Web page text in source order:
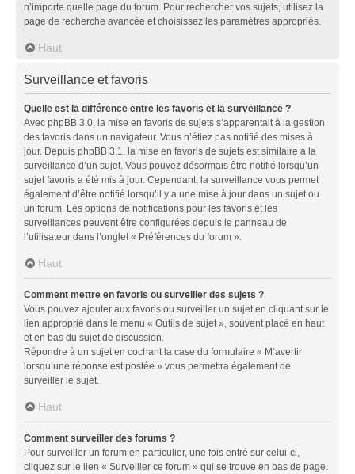
n’importe quelle page du forum. Pour rechercher vos sujets, utilisez la
page de recherche avancée et choisissez les paramètres appropriés.
Haut
Surveillance et favoris
Quelle est la différence entre les favoris et la surveillance ?
Avec phpBB 3.0, la mise en favoris de sujets s’apparentait à la gestion
des favoris dans un navigateur. Vous n’étiez pas notifié des mises à
jour. Depuis phpBB 3.1, la mise en favoris de sujets est similaire à la
surveillance d’un sujet. Vous pouvez désormais être notifié lorsqu’un
sujet favoris a été mis à jour. Cependant, la surveillance vous permet
également d’être notifié lorsqu’il y a une mise à jour dans un sujet ou
un forum. Les options de notifications pour les favoris et les
surveillances peuvent être configurées depuis le panneau de
l’utilisateur dans l’onglet « Préférences du forum ».
Haut
Comment mettre en favoris ou surveiller des sujets ?
Vous pouvez ajouter aux favoris ou surveiller un sujet en cliquant sur le
lien approprié dans le menu « Outils de sujet », souvent placé en haut
et en bas du sujet de discussion.
Répondre à un sujet en cochant la case du formulaire « M’avertir
lorsqu’une réponse est postée » vous permettra également de
surveiller le sujet.
Haut
Comment surveiller des forums ?
Pour surveiller un forum en particulier, une fois entré sur celui-ci,
cliquez sur le lien « Surveiller ce forum » qui se trouve en bas de page.